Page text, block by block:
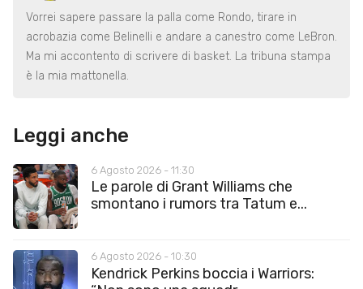
Vorrei sapere passare la palla come Rondo, tirare in
acrobazia come Belinelli e andare a canestro come LeBron.
Ma mi accontento di scrivere di basket. La tribuna stampa
è la mia mattonella.
Leggi anche
6 Agosto 2026 - 11:30
Le parole di Grant Williams che
smontano i rumors tra Tatum e...
6 Agosto 2026 - 10:30
Kendrick Perkins boccia i Warriors: